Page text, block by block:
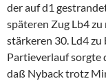
der auf d1
späteren Zug Lb4
stärkeren 30. Ld4
Partieverlauf sorgte
daß Nyback trotz